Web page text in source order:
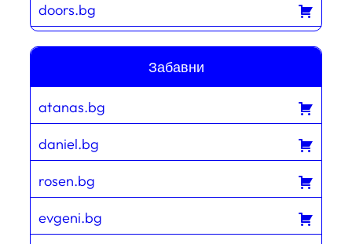
doors.bg
Забавни
atanas.bg
daniel.bg
rosen.bg
evgeni.bg